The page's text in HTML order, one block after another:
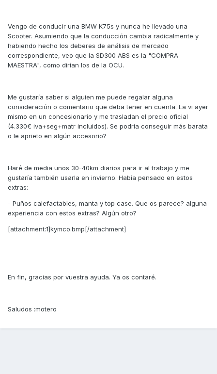
Vengo de conducir una BMW K75s y nunca he llevado una
Scooter. Asumiendo que la conducción cambia radicalmente y
habiendo hecho los deberes de análisis de mercado
correspondiente, veo que la SD300 ABS es la "COMPRA
MAESTRA", como dirían los de la OCU.
Me gustaría saber si alguien me puede regalar alguna
consideración o comentario que deba tener en cuenta. La vi ayer
mismo en un concesionario y me trasladan el precio oficial
(4.330€ iva+seg+matr incluidos). Se podría conseguir más barata
o le aprieto en algún accesorio?
Haré de media unos 30-40km diarios para ir al trabajo y me
gustaría también usarla en invierno. Había pensado en estos
extras:
- Puños calefactables, manta y top case. Que os parece? alguna
experiencia con estos extras? Algún otro?
[attachment:1]kymco.bmp[/attachment]
En fin, gracias por vuestra ayuda. Ya os contaré.
Saludos :motero